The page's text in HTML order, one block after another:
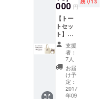
す。実
際とは
異なる
場合が
ありま
す
セット
にクラ
ウド
ファン
ディン
グ限定
フェイ
スタオ
ルが付
いた
セット
です！
000 円
残り13
【トー
トセッ
ト】
+1000
円クー
ポン ネ
コめん
トリ
セット
+限定
トート
支援
者：
7人
お届
け予
定：
2017
年09